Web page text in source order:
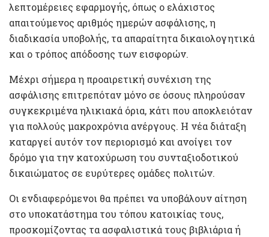
λεπτομέρειες εφαρμογής, όπως ο ελάχιστος
απαιτούμενος αριθμός ημερών ασφάλισης, η
διαδικασία υποβολής, τα απαραίτητα δικαιολογητικά
και ο τρόπος απόδοσης των εισφορών.
Μέχρι σήμερα η προαιρετική συνέχιση της
ασφάλισης επιτρεπόταν μόνο σε όσους πληρούσαν
συγκεκριμένα ηλικιακά όρια, κάτι που αποκλειόταν
για πολλούς μακροχρόνια ανέργους. Η νέα διάταξη
καταργεί αυτόν τον περιορισμό και ανοίγει τον
δρόμο για την κατοχύρωση του συνταξιοδοτικού
δικαιώματος σε ευρύτερες ομάδες πολιτών.
Οι ενδιαφερόμενοι θα πρέπει να υποβάλουν αίτηση
στο υποκατάστημα του τόπου κατοικίας τους,
προσκομίζοντας τα ασφαλιστικά τους βιβλιάρια ή